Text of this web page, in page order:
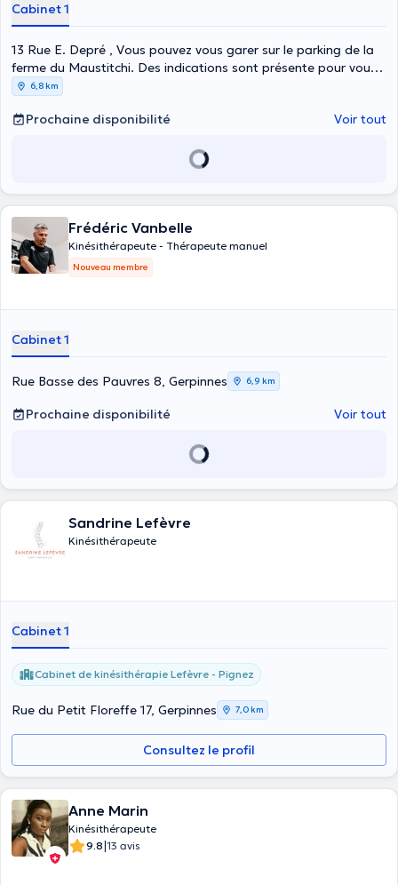
Cabinet 1
13 Rue E. Depré , Vous pouvez vous garer sur le parking de la
ferme du Maustitchi. Des indications sont présente pour vous
guider jusqu'au cabinet., Leernes
6,8 km
Prochaine disponibilité Voir tout
Frédéric Vanbelle
Kinésithérapeute - Thérapeute manuel
Nouveau membre
Cabinet 1
Rue Basse des Pauvres 8, Gerpinnes 6,9 km
Prochaine disponibilité Voir tout
Sandrine Lefèvre
Kinésithérapeute
Cabinet 1
Cabinet de kinésithérapie Lefèvre - Pignez
Rue du Petit Floreffe 17, Gerpinnes 7,0 km
Consultez le profil
Anne Marin
Kinésithérapeute
9.8|13 avis